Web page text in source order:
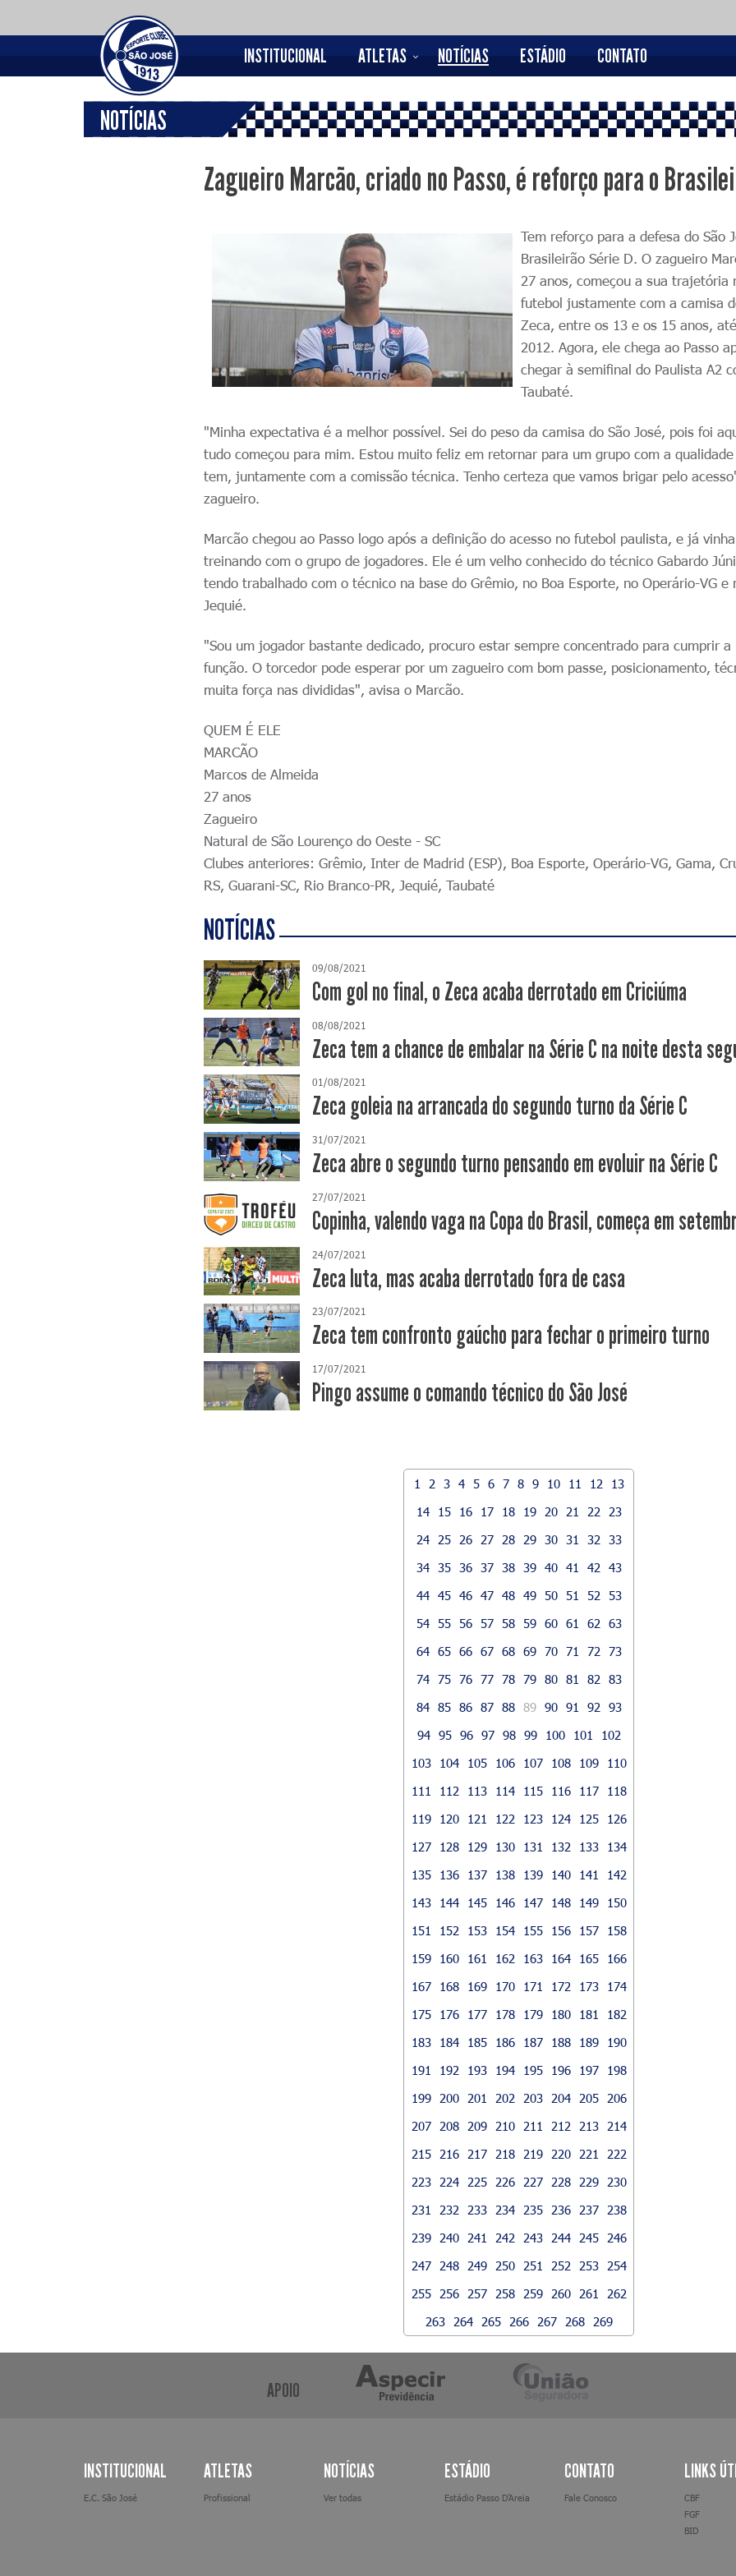
INSTITUCIONAL ATLETAS NOTÍCIAS ESTÁDIO CONTATO
NOTÍCIAS
Zagueiro Marcão, criado no Passo, é reforço para o
Tem reforço para a defesa do São
Brasileirão Série D. O zagueiro
27 anos, começou a sua trajetória
futebol justamente com a camisa
Zeca, entre os 13 e os 15 anos,
2012. Agora, ele chega ao Passo
chegar à semifinal do Paulista A2
Taubaté.
"Minha expectativa é a melhor possível. Sei do peso da camisa do São José, pois foi
tudo começou para mim. Estou muito feliz em retornar para um grupo com a
tem, juntamente com a comissão técnica. Tenho certeza que vamos brigar pelo
zagueiro.
Marcão chegou ao Passo logo após a definição do acesso no futebol paulista, e já vinha
treinando com o grupo de jogadores. Ele é um velho conhecido do técnico Gabardo
tendo trabalhado com o técnico na base do Grêmio, no Boa Esporte, no Operário-VG e
Jequié.
"Sou um jogador bastante dedicado, procuro estar sempre concentrado para cumprir a
função. O torcedor pode esperar por um zagueiro com bom passe, posicionamento,
muita força nas divididas", avisa o Marcão.
QUEM É ELE
MARCÃO
Marcos de Almeida
27 anos
Zagueiro
Natural de São Lourenço do Oeste - SC
Clubes anteriores: Grêmio, Inter de Madrid (ESP), Boa Esporte, Operário-VG, Gama,
RS, Guarani-SC, Rio Branco-PR, Jequié, Taubaté
NOTÍCIAS
09/08/2021
Com gol no final, o Zeca acaba derrotado em Criciúma
08/08/2021
Zeca tem a chance de embalar na Série C na noite desta
01/08/2021
Zeca goleia na arrancada do segundo turno da Série C
31/07/2021
Zeca abre o segundo turno pensando em evoluir na Série C
27/07/2021
Copinha, valendo vaga na Copa do Brasil, começa em
24/07/2021
Zeca luta, mas acaba derrotado fora de casa
23/07/2021
Zeca tem confronto gaúcho para fechar o primeiro turno
17/07/2021
Pingo assume o comando técnico do São José
1 2 3 4 5 6 7 8 9 10 11 12
13
14
15 16 17 18 19 20 21 22
23
24
25 26 27 28 29 30 31 32
33
34 35 36 37 38 39 40 41 42
43
44 45 46 47 48 49 50 51 52
53
54 55 56 57 58 59 60 61 62
63
64 65 66 67 68 69 70 71 72
73
74 75 76 77 78 79 80 81 82
83
84 85 86 87 88 89 90 91 92
93
94 95 96 97 98 99 100 101
102
103
104 105 106 107 108 109
110
111
112 113 114 115 116 117
118
119
120 121 122 123 124 125
126
127
128 129 130 131 132 133
134
135
136 137 138 139 140 141
142
143
144 145 146 147 148 149
150
151
152 153 154 155 156 157
158
159
160 161 162 163 164 165
166
167
168 169 170 171 172 173
174
175
176 177 178 179 180 181
182
183
184 185 186 187 188 189
190
191
192 193 194 195 196 197
198
199
200 201 202 203 204 205
206
207
208 209 210 211 212 213
214
215
216 217 218 219 220 221
222
223
224 225 226 227 228 229
230
231
232 233 234 235 236 237
238
239
240 241 242 243 244 245
246
247
248 249 250 251 252 253
254
255
256 257 258 259 260 261
262
263
264 265 266 267 268 269
APOIO
INSTITUCIONAL
E.C. São José
ATLETAS
Profissional
NOTÍCIAS
Ver todas
ESTÁDIO
Estádio Passo D’Areia
CONTATO
Fale Conosco
LINKS
CBF
FGF
BID